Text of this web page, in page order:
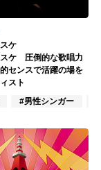
ス
ケ
ケ 圧倒的な歌唱力
センスで活躍の場を
スト
#男性シンガー